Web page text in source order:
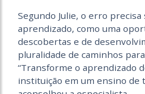
Segundo Julie, o erro
aprendizado, como uma
descobertas e de
pluralidade de caminhos
“Transforme o aprendizado
instituição em um ensino de